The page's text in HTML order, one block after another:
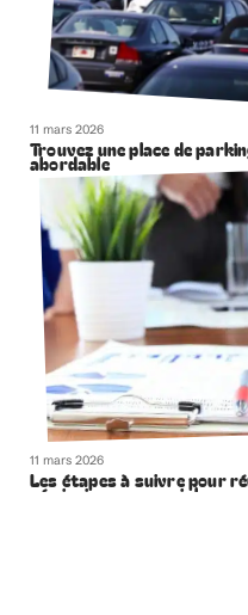
11 mars 2026
Trouvez une place de
abordable
11 mars 2026
Les étapes à suivre pour
séminaire commercial